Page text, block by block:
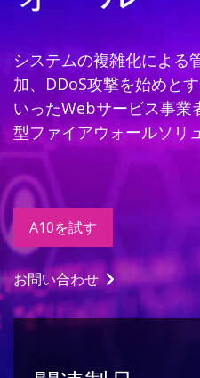
システムの複雑化による
加、DDoS攻撃を始めと
いったWebサービス事業
型ファイアウォールソリ
A10を試す
お問い合わせ